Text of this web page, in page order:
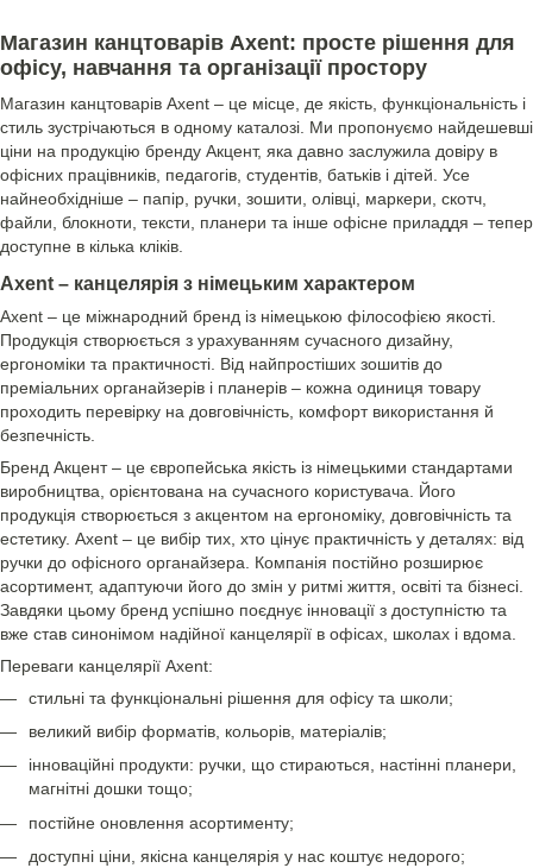
Магазин канцтоварів Axent: просте рішення для
офісу, навчання та організації простору
Магазин канцтоварів Axent – це місце, де якість, функціональність і
стиль зустрічаються в одному каталозі. Ми пропонуємо найдешевші
ціни на продукцію бренду Акцент, яка давно заслужила довіру в
офісних працівників, педагогів, студентів, батьків і дітей. Усе
найнеобхідніше – папір, ручки, зошити, олівці, маркери, скотч,
файли, блокноти, тексти, планери та інше офісне приладдя – тепер
доступне в кілька кліків.
Axent – канцелярія з німецьким характером
Axent – це міжнародний бренд із німецькою філософією якості.
Продукція створюється з урахуванням сучасного дизайну,
ергономіки та практичності. Від найпростіших зошитів до
преміальних органайзерів і планерів – кожна одиниця товару
проходить перевірку на довговічність, комфорт використання й
безпечність.
Бренд Акцент – це європейська якість із німецькими стандартами
виробництва, орієнтована на сучасного користувача. Його
продукція створюється з акцентом на ергономіку, довговічність та
естетику. Axent – це вибір тих, хто цінує практичність у деталях: від
ручки до офісного органайзера. Компанія постійно розширює
асортимент, адаптуючи його до змін у ритмі життя, освіті та бізнесі.
Завдяки цьому бренд успішно поєднує інновації з доступністю та
вже став синонімом надійної канцелярії в офісах, школах і вдома.
Переваги канцелярії Axent:
стильні та функціональні рішення для офісу та школи;
великий вибір форматів, кольорів, матеріалів;
інноваційні продукти: ручки, що стираються, настінні планери,
магнітні дошки тощо;
постійне оновлення асортименту;
доступні ціни, якісна канцелярія у нас коштує недорого;